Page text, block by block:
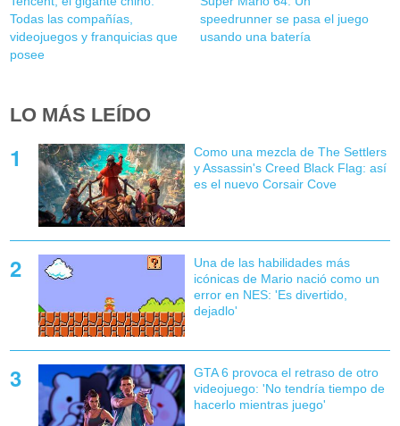
Todas las compañías,
videojuegos y franquicias que
posee
speedrunner se pasa el juego
usando una batería
LO MÁS LEÍDO
Como una mezcla de The Settlers
y Assassin's Creed Black Flag: así
es el nuevo Corsair Cove
Una de las habilidades más
icónicas de Mario nació como un
error en NES: 'Es divertido,
dejadlo'
GTA 6 provoca el retraso de otro
videojuego: 'No tendría tiempo de
hacerlo mientras juego'